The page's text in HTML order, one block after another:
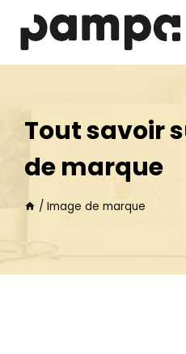
contenu
Tout savoir
de marque
/ Image de marque